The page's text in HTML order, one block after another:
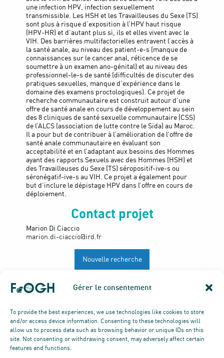
Gérer le consentement
To provide the best experiences, we use technologies like cookies to store
and/or access device information. Consenting to these technologies will
allow us to process data such as browsing behavior or unique IDs on this
site. Not consenting or withdrawing consent, may adversely affect certain
features and functions.
une infection HPV, infection sexuellement
transmissible. Les HSH et les Travailleuses du Sexe (TS)
sont plus à risque d’exposition à l’HPV haut risque
(HPV-HR) et d’autant plus si, ils et elles vivent avec le
VIH. Des barrières multifactorielles entravent l’accès à
la santé anale, au niveau des patient-e-s (manque de
connaissances sur le cancer anal, réticence de se
soumettre à un examen ano-génital) et au niveau des
professionnel-le-s de santé (difficultés de discuter des
pratiques sexuelles, manque d’expérience dans le
domaine des examens proctologiques). Ce projet de
recherche communautaire est construit autour d’une
offre de santé anale en cours de développement au sein
des 8 cliniques de santé sexuelle communautaire (CSS)
de l’ALCS (association de lutte contre le Sida) au Maroc.
Il a pour but de contribuer à l’amélioration de l’offre de
santé anale communautaire en évaluant son
acceptabilité et en l’adaptant aux besoins des Hommes
ayant des rapports Sexuels avec des Hommes (HSH) et
des Travailleuses du Sexe (TS) séropositif-ive-s ou
séronégatif-ive-s au VIH. Ce projet a également pour
but d’inclure le dépistage HPV dans l’offre en cours de
déploiement.
Contact projet
Marion Di Ciaccio
marion.di-ciaccio@ird.fr
Nouvelle recherche